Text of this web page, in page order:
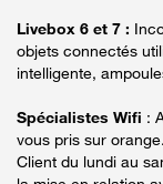
Livebox 6 et 7 :
objets connectés
intelligente,
Spécialistes Wifi :
vous pris sur
Client du lundi au